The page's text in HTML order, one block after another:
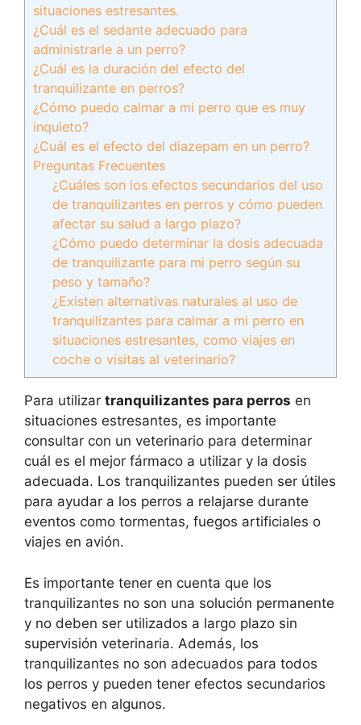
situaciones estresantes.
¿Cuál es el sedante adecuado para
administrarle a un perro?
¿Cuál es la duración del efecto del
tranquilizante en perros?
¿Cómo puedo calmar a mi perro que es muy
inquieto?
¿Cuál es el efecto del diazepam en un perro?
Preguntas Frecuentes
¿Cuáles son los efectos secundarios del uso
de tranquilizantes en perros y cómo pueden
afectar su salud a largo plazo?
¿Cómo puedo determinar la dosis adecuada
de tranquilizante para mi perro según su
peso y tamaño?
¿Existen alternativas naturales al uso de
tranquilizantes para calmar a mi perro en
situaciones estresantes, como viajes en
coche o visitas al veterinario?
Para utilizar tranquilizantes para perros en
situaciones estresantes, es importante
consultar con un veterinario para determinar
cuál es el mejor fármaco a utilizar y la dosis
adecuada. Los tranquilizantes pueden ser útiles
para ayudar a los perros a relajarse durante
eventos como tormentas, fuegos artificiales o
viajes en avión.
Es importante tener en cuenta que los
tranquilizantes no son una solución permanente
y no deben ser utilizados a largo plazo sin
supervisión veterinaria. Además, los
tranquilizantes no son adecuados para todos
los perros y pueden tener efectos secundarios
negativos en algunos.